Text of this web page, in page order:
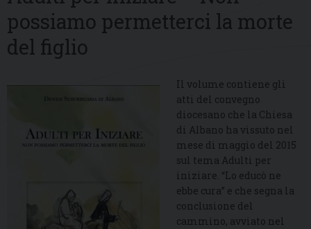
possiamo permetterci la morte
del figlio
Il volume contiene gli
atti del convegno
diocesano che la Chiesa
di Albano ha vissuto nel
mese di maggio del 2015
sul tema Adulti per
iniziare. “Lo educò ne
ebbe cura” e che segna la
conclusione del
cammino, avviato nel